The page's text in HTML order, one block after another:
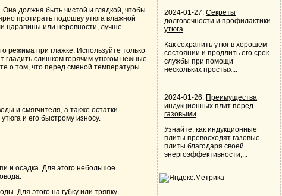
должна быть чистой и гладкой, чтобы
протирать подошву утюга влажной
царапины или неровности, лучше
режима при глажке. Используйте только
гладить слишком горячим утюгом нежные
о том, что перед сменой температуры
и смягчителя, а также остатки
и его быстрому износу.
и осадка. Для этого небольшое
Для этого на губку или тряпку
2024-01-27: Секреты
долговечности и профилактики
утюга
Как сохранить утюг в хорошем
состоянии и продлить его срок
службы при помощи
нескольких простых...
2024-01-26: Преимущества
индукционных плит перед
газовыми
Узнайте, как индукционные
плиты превосходят газовые
плиты благодаря своей
энергоэффективности,...